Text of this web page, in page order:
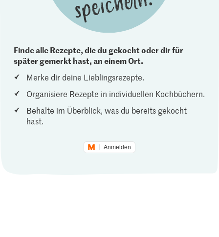
Finde alle Rezepte, die du gekocht oder dir für
später gemerkt hast, an einem Ort.
Merke dir deine Lieblingsrezepte.
Organisiere Rezepte in individuellen Kochbüchern.
Behalte im Überblick, was du bereits gekocht
hast.
Anmelden